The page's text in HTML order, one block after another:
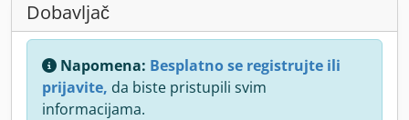
Dobavljač
Napomena: Besplatno se registrujte ili
prijavite, da biste pristupili svim
informacijama.